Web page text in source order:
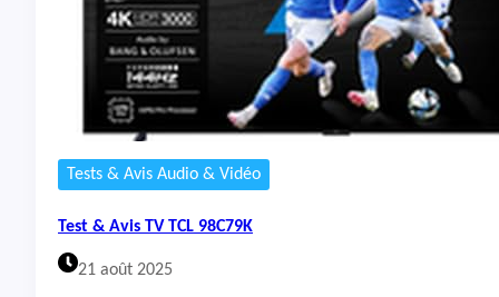
Tests & Avis Audio & Vidéo
Test & Avis TV TCL 98C79K
21 août 2025